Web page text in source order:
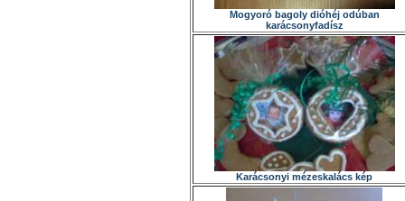
Mogyoró bagoly dióhéj odúban
karácsonyfadísz
Karácsonyi mézeskalács kép